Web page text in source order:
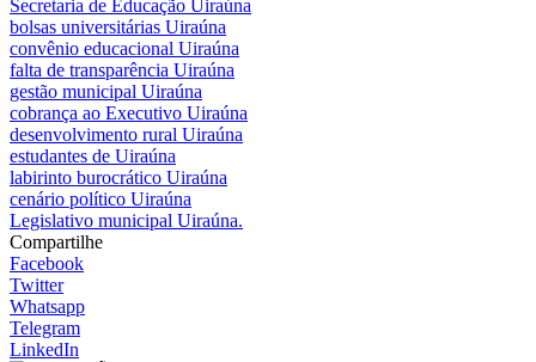
Secretaria de Educação Uiraúna
bolsas universitárias Uiraúna
convênio educacional Uiraúna
falta de transparência Uiraúna
gestão municipal Uiraúna
cobrança ao Executivo Uiraúna
desenvolvimento rural Uiraúna
estudantes de Uiraúna
labirinto burocrático Uiraúna
cenário político Uiraúna
Legislativo municipal Uiraúna.
Compartilhe
Facebook
Twitter
Whatsapp
Telegram
LinkedIn